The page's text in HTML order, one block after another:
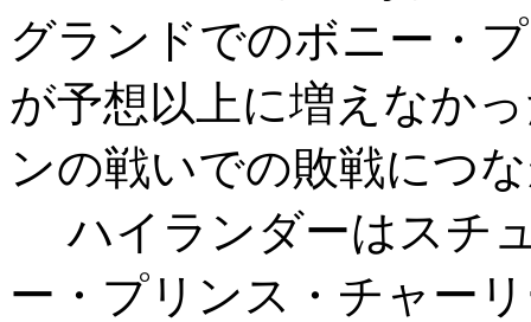
グランドでのボニー・
が予想以上に増えなか
ンの戦いでの敗戦につ
ハイランダーはスチ
ー・プリンス・チャー